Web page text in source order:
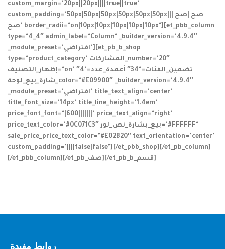
custom_margin="20px||20px||||true||true"
custom_padding="50px|50px|50px|50px|50px|50px||صح |صح |
صح" border_radii="on|10px|10px|10px|10px|10px"][et_pbb_column
type="4_4″ admin_label="Column" _builder_version="4.9.4″
_module_preset="افتراضي"][et_pb_b_shop
type="product_category" المشاركات_number="20″
إظهار_التصنيف="on" تضمين_الفئات="34″ أعمدة_عدد="4″
شارة_بيع_لوحة_color="#E09900″ _builder_version="4.9.4″
_module_preset="افتراضي" title_text_align="center"
title_font_size="14px" title_line_height="1.4em"
price_font_font="|600|||||||" price_text_align="right"
price_text_color="#0C071C3″ بيع_بشارة_نص_لور="#FFFFFF"
sale_price_price_text_color="#E02B20″ text_orientation="center"
custom_padding="||||false|false"][/et_pbb_shop][/et_pb_column]
[/et_pbb_column][/et_pb_صف][/et_pb_b_قسم]
روابط مفيدة